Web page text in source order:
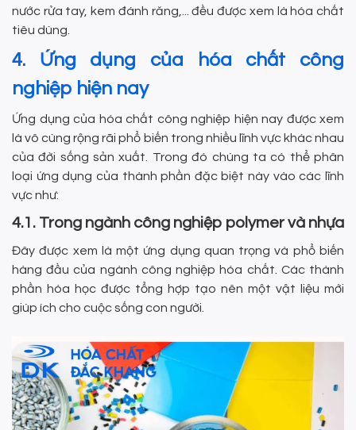
nước rửa tay, kem đánh răng,... đều được xem là hóa chất
tiêu dùng.
4. Ứng dụng của hóa chất công
nghiệp hiện nay
Ứng dụng của hóa chất công nghiệp hiện nay được xem
là vô cùng rộng rãi phổ biến trong nhiều lĩnh vực khác nhau
của đời sống sản xuất. Trong đó chúng ta có thể phân
loại ứng dụng của thành phần đặc biệt này vào các lĩnh
vực như:
4.1. Trong ngành công nghiệp polymer và nhựa
Đây được xem là một ứng dụng quan trọng và phổ biến
hàng đầu của ngành công nghiệp hóa chất. Các thành
phần hóa học được tổng hợp tạo nên một vật liệu mới
giúp ích cho cuộc sống con người.